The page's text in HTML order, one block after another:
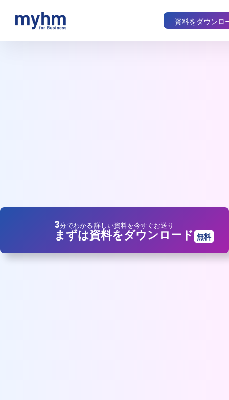
資料をダウンロ
3分でわかる 詳しい資料を今すぐお送り
まずは資料をダウンロード 無料